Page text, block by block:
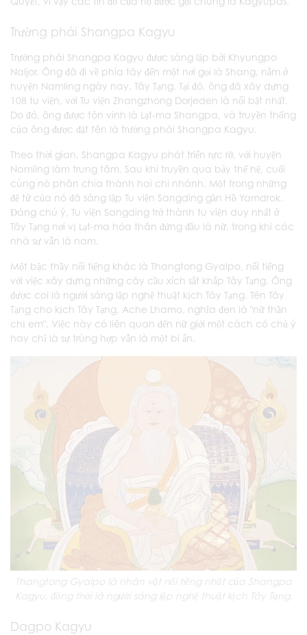
Trường phái Shangpa Kagyu
Trường phái Shangpa Kagyu được sáng lập bởi Khyungpo
Naljor. Ông đã đi về phía tây đến một nơi gọi là Shang, nằm ở
huyện Namling ngày nay, Tây Tạng. Tại đó, ông đã xây dựng
108 tu viện, với Tu viện Zhangzhong Dorjeden là nổi bật nhất.
Do đó, ông được tôn vinh là Lạt-ma Shangpa, và truyền thống
của ông được đặt tên là trường phái Shangpa Kagyu.
Theo thời gian, Shangpa Kagyu phát triển rực rỡ, với huyện
Namling làm trung tâm. Sau khi truyền qua bảy thế hệ, cuối
cùng nó phân chia thành hai chi nhánh. Một trong những
đệ tử của nó đã sáng lập Tu viện Sangding gần Hồ Yamdrok.
Đáng chú ý, Tu viện Sangding trở thành tu viện duy nhất ở
Tây Tạng nơi vị Lạt-ma hóa thân đứng đầu là nữ, trong khi các
nhà sư vẫn là nam.
Một bậc thầy nổi tiếng khác là Thangtong Gyalpo, nổi tiếng
với việc xây dựng những cây cầu xích sắt khắp Tây Tạng. Ông
được coi là người sáng lập nghệ thuật kịch Tây Tạng. Tên Tây
Tạng cho kịch Tây Tạng, Ache Lhamo, nghĩa đen là "nữ thần
chị em". Việc này có liên quan đến nữ giới một cách có chủ ý
hay chỉ là sự trùng hợp vẫn là một bí ẩn.
Thangtong Gyalpo là nhân vật nổi tiếng nhất của Shangpa
Kagyu, đồng thời là người sáng lập nghệ thuật kịch Tây Tạng.
Dagpo Kagyu